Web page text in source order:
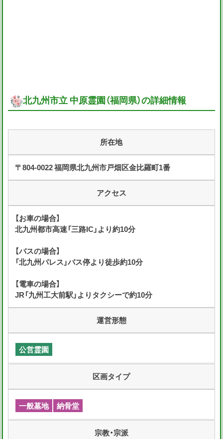
北九州市立 中原霊園（福岡県）の詳細情報
所在地
〒804-0022 福岡県北九州市戸畑区金比羅町1番
アクセス
【お車の場合】
北九州都市高速「三路IC」より約10分
【バスの場合】
「北九州パレス」バス停より徒歩約10分
【電車の場合】
JR「九州工大前駅」よりタクシーで約10分
運営形態
公営霊園
区画タイプ
一般墓地 納骨堂
宗教・宗派